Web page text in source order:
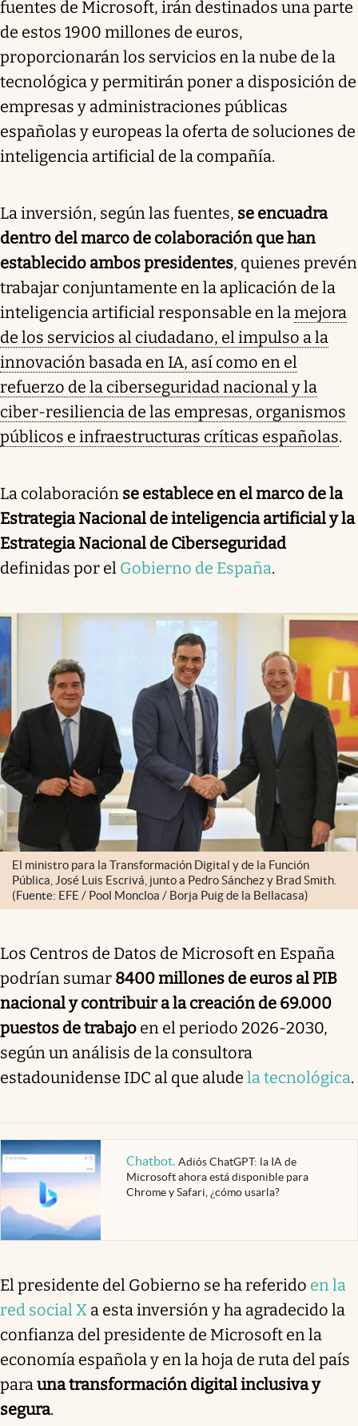
fuentes de Microsoft, irán destinados una parte
de estos 1900 millones de euros,
proporcionarán los servicios en la nube de la
tecnológica y permitirán poner a disposición de
empresas y administraciones públicas
españolas y europeas la oferta de soluciones de
inteligencia artificial de la compañía.
La inversión, según las fuentes, se encuadra
dentro del marco de colaboración que han
establecido ambos presidentes, quienes prevén
trabajar conjuntamente en la aplicación de la
inteligencia artificial responsable en lamejora
de los servicios al ciudadano, el impulso a la
innovación basada en IA, así como en el
refuerzo de la ciberseguridad nacional y la
ciber-resiliencia de las empresas, organismos
públicos e infraestructuras críticas españolas.
La colaboración se establece en el marco de la
Estrategia Nacional de inteligencia artificial y la
Estrategia Nacional de Ciberseguridad
definidas por el Gobierno de España.
El ministro para la Transformación Digital y de la Función
Pública, José Luis Escrivá, junto a Pedro Sánchez y Brad Smith.
(Fuente: EFE / Pool Moncloa / Borja Puig de la Bellacasa)
Los Centros de Datos de Microsoft en España
podrían sumar 8400 millones de euros al PIB
nacional y contribuir a la creación de 69.000
puestos de trabajo en el periodo 2026-2030,
según un análisis de la consultora
estadounidense IDC al que alude la tecnológica.
Chatbot. Adiós ChatGPT: la IA de
Microsoft ahora está disponible para
Chrome y Safari, ¿cómo usarla?
El presidente del Gobierno se ha referido en la
red social X a esta inversión y ha agradecido la
confianza del presidente de Microsoft en la
economía española y en la hoja de ruta del país
para una transformación digital inclusiva y
segura.